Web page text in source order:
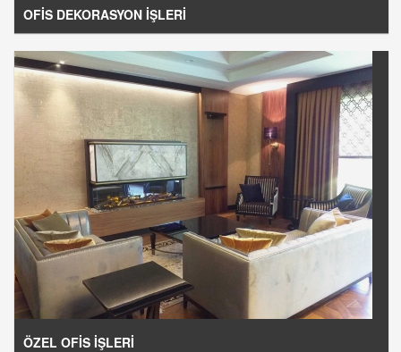
OFİS DEKORASYON İŞLERİ
ÖZEL OFİS İŞLERİ